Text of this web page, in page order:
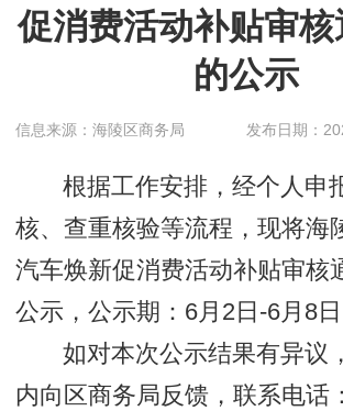
促消费活动补贴审
的公示
信息来源：海陵区商务局 发布日期：
根据工作安排，经个人申
核、查重核验等流程，现将海
汽车焕新促消费活动补贴审核
公示，公示期：6月2日-6月8日
如对本次公示结果有异议
内向区商务局反馈，联系电话